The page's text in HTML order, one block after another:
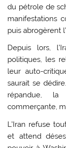
du pétrole de
manifestations
puis abrogèrent
Depuis lors,
politiques, les
leur auto-
saurait se
répandue, la
commerçante,
L’Iran refuse
et attend